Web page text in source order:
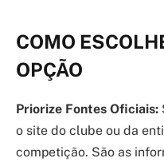
COMO
OPÇÃO
Priorize Fontes Oficiais:
o site do clube ou da
competição. São as